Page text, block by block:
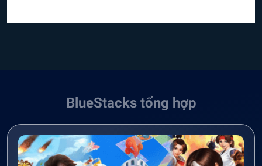
BlueStacks tổng hợp